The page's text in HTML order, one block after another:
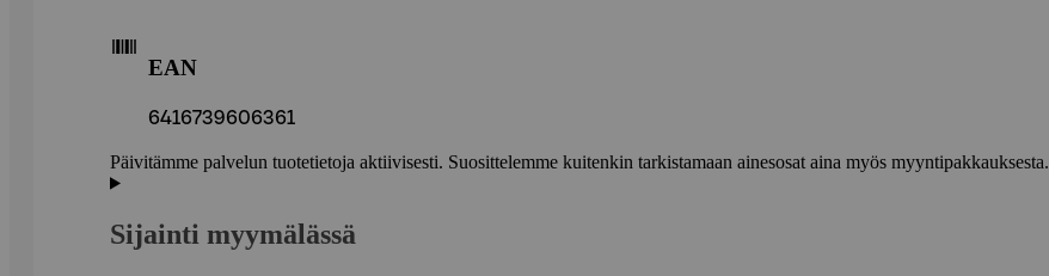
EAN
6416739606361
Päivitämme palvelun tuotetietoja aktiivisesti. Suosittelemme kuitenkin tarkistamaan ainesosat aina myös myyntipakkauksesta.
Sijainti myymälässä